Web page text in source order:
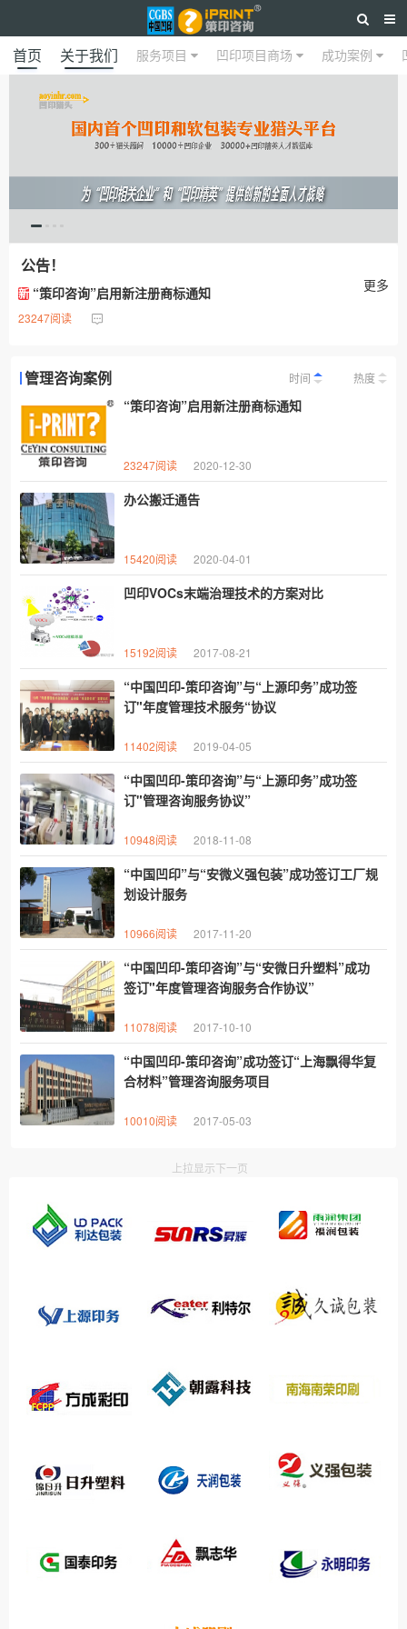
首页 关于我们 服务项目 凹印项目商场 成功案例
公告！
更多
新 “策印咨询”启用新注册商标通知
23247阅读
管理咨询案例 时间 热度
“策印咨询”启用新注册商标通知
23247阅读 2020-12-30
办公搬迁通告
15420阅读 2020-04-01
凹印VOCs末端治理技术的方案对比
15192阅读 2017-08-21
“中国凹印-策印咨询”与“上源印务”成功签
订"年度管理技术服务“协议
11402阅读 2019-04-05
“中国凹印-策印咨询”与“上源印务”成功签
订"管理咨询服务协议”
10948阅读 2018-11-08
“中国凹印”与“安微义强包装”成功签订工厂规
划设计服务
10966阅读 2017-11-20
“中国凹印-策印咨询”与“安微日升塑料”成功
签订"年度管理咨询服务合作协议”
11078阅读 2017-10-10
“中国凹印-策印咨询”成功签订“上海飘得华复
合材料”管理咨询服务项目
10010阅读 2017-05-03
上拉显示下一页